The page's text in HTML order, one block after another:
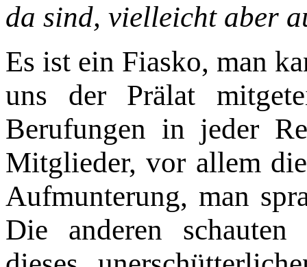
da sind, vielleicht aber
Es ist ein Fiasko, man
uns der Prälat
Berufungen in jeder
Mitglieder, vor allem
Aufmunterung, man
Die anderen schauten